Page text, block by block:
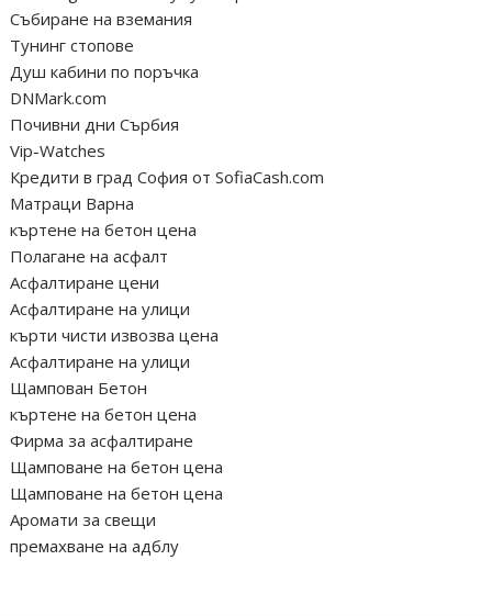
Събиране на вземания
Тунинг стопове
Душ кабини по поръчка
DNMark.com
Почивни дни Сърбия
Vip-Watches
Кредити в град София от SofiaCash.com
Матраци Варна
къртене на бетон цена
Полагане на асфалт
Асфалтиране цени
Асфалтиране на улици
кърти чисти извозва цена
Асфалтиране на улици
Щампован Бетон
къртене на бетон цена
Фирма за асфалтиране
Щамповане на бетон цена
Щамповане на бетон цена
Аромати за свещи
премахване на адблу